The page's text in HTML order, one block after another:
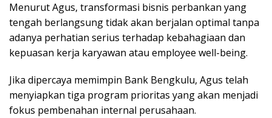
Menurut Agus, transformasi bisnis perbankan yang
tengah berlangsung tidak akan berjalan optimal tanpa
adanya perhatian serius terhadap kebahagiaan dan
kepuasan kerja karyawan atau employee well-being.
Jika dipercaya memimpin Bank Bengkulu, Agus telah
menyiapkan tiga program prioritas yang akan menjadi
fokus pembenahan internal perusahaan.